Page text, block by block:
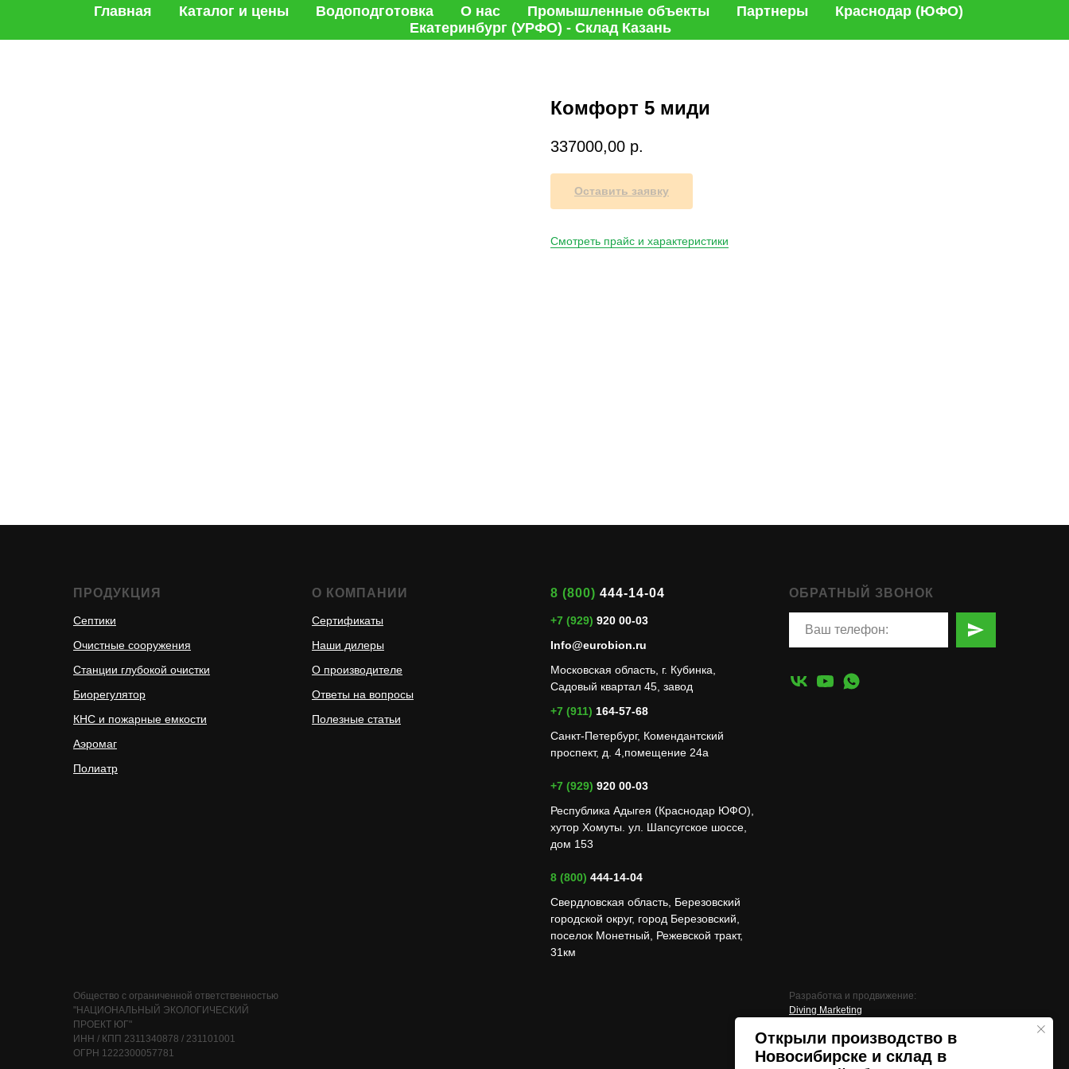
Главная Каталог и цены Водоподготовка О нас Промышленные объекты Партнеры
Краснодар (ЮФО)
Екатеринбург (УРФО) - Склад Казань
Открыли производство в
Новосибирске и склад в
Комфорт 5 миди
337000,00 р.
Оставить заявку
Смотреть прайс и характеристики
ПРОДУКЦИЯ
Септики
Очистные сооружения
Станции глубокой очистки
Биорегулятор
КНС и пожарные емкости
Аэромаг
Полиатр
О КОМПАНИИ
Сертификаты
Наши дилеры
О производителе
Ответы на вопросы
Полезные статьи
8 (800) 444-14-04
+7 (929) 920 00-03
Info@eurobion.ru
Московская область, г. Кубинка,
Садовый квартал 45, завод
+7 (911) 164-57-68
Санкт-Петербург, Комендантский
проспект, д. 4,помещение 24а
+7 (929) 920 00-03
Республика Адыгея (Краснодар ЮФО),
хутор Хомуты. ул. Шапсугское шоссе,
дом 153
8 (800) 444-14-04
Свердловская область, Березовский
городской округ, город Березовский,
поселок Монетный, Режевской тракт,
31км
ОБРАТНЫЙ ЗВОНОК
Общество с ограниченной ответственностью
"НАЦИОНАЛЬНЫЙ ЭКОЛОГИЧЕСКИЙ
ПРОЕКТ ЮГ"
ИНН / КПП 2311340878 / 231101001
ОГРН 1222300057781
Разработка и продвижение:
Diving Marketing